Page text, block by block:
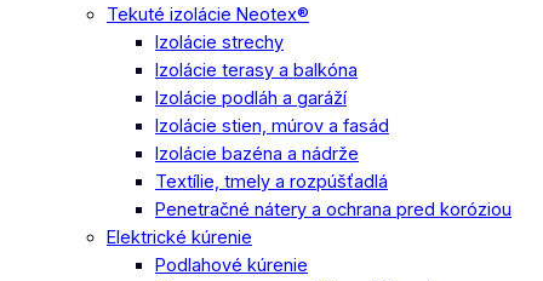
Tekuté izolácie Neotex®
Izolácie strechy
Izolácie terasy a balkóna
Izolácie podláh a garáží
Izolácie stien, múrov a fasád
Izolácie bazéna a nádrže
Textílie, tmely a rozpúšťadlá
Penetračné nátery a ochrana pred koróziou
Elektrické kúrenie
Podlahové kúrenie